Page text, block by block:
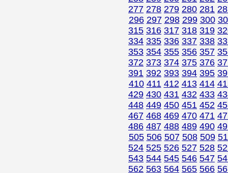
277 278 279 280 281
296 297 298 299 300
315 316 317 318 319
334 335 336 337 338
353 354 355 356 357
372 373 374 375 376
391 392 393 394 395
410 411 412 413 414
429 430 431 432 433
448 449 450 451 452
467 468 469 470 471
486 487 488 489 490
505 506 507 508 509
524 525 526 527 528
543 544 545 546 547
562 563 564 565 566